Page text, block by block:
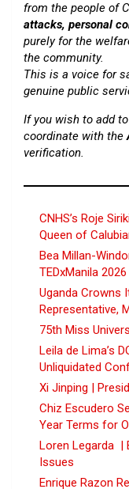
from the people of
attacks, personal
purely for the
the community.
This is a voice for
genuine public
If you wish to add
coordinate with the
verification.
CNHS’s Roje
Queen of
Bea Millan-
TEDxManila 2026
Uganda Crowns
Representative,
75th Miss
Leila de Lima’s
Unliquidated
Xi Jinping |
Chiz Escudero
Year Terms for
Loren Legarda |
Issues
Enrique Razon